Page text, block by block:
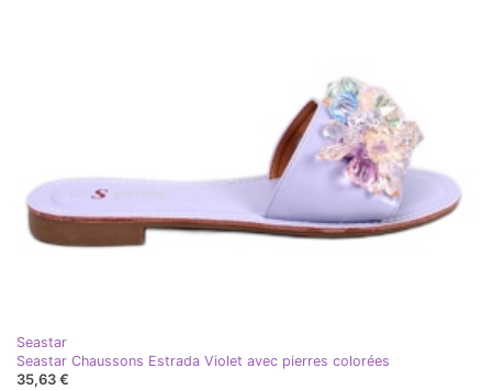
Seastar
Seastar Chaussons Estrada Violet avec pierres colorées
35,63 €